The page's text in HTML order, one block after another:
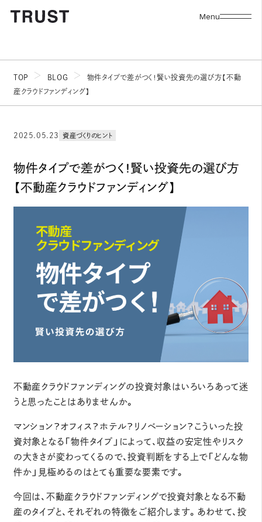
Menu
TOP BLOG
物件タイプで差がつく！賢い投資先の選び方【不動
産クラウドファンディング】
2025.05.23 資産づくりのヒント
物件タイプで差がつく！賢い投資先の選び方
【不動産クラウドファンディング】
不動産クラウドファンディングの投資対象はいろいろあって迷
うと思ったことはありませんか。
マンション？オフィス？ホテル？リノベーション？こういった投
資対象となる「物件タイプ」によって、収益の安定性やリスク
の大きさが変わってくるので、投資判断をする上で「どんな物
件か」見極めるのはとても重要な要素です。
今回は、不動産クラウドファンディングで投資対象となる不動
産のタイプと、それぞれの特徴をご紹介します。あわせて、投